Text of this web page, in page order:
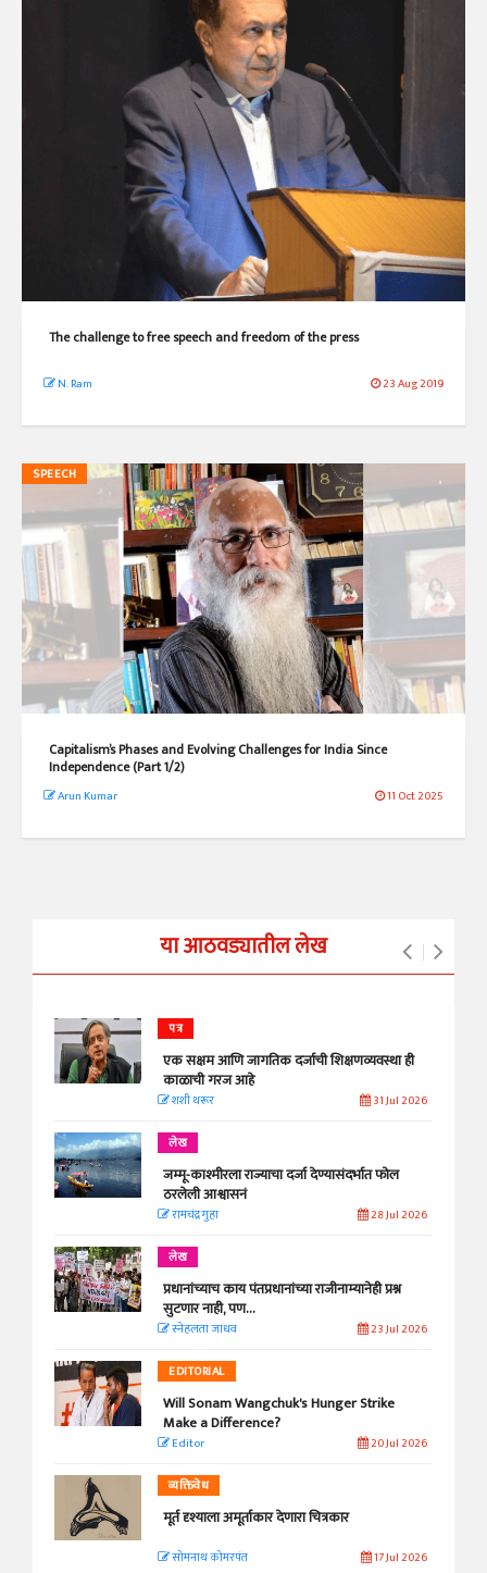
The challenge to free speech and freedom of the press
N. Ram 23 Aug 2019
SPEECH
Capitalism’s Phases and Evolving Challenges for India Since
Independence (Part 1/2)
Arun Kumar 11 Oct 2025
या आठवड्यातील लेख
पत्र
एक सक्षम आणि जागतिक दर्जाची शिक्षणव्यवस्था ही
काळाची गरज आहे
शशी थरूर 31 Jul 2026
लेख
जम्मू-काश्मीरला राज्याचा दर्जा देण्यासंदर्भात फोल
ठरलेली आश्वासनं
रामचंद्र गुहा 28 Jul 2026
लेख
प्रधानांच्याच काय पंतप्रधानांच्या राजीनाम्यानेही प्रश्न
सुटणार नाही, पण...
स्नेहलता जाधव 23 Jul 2026
EDITORIAL
Will Sonam Wangchuk's Hunger Strike
Make a Difference?
Editor 20 Jul 2026
व्यक्तिवेध
मूर्त दृश्याला अमूर्ताकार देणारा चित्रकार
सोमनाथ कोमरपंत 17 Jul 2026